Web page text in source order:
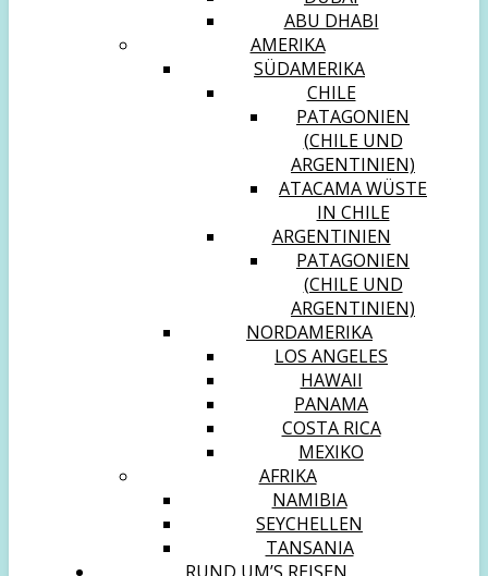
ABU DHABI
AMERIKA
SÜDAMERIKA
CHILE
PATAGONIEN
(CHILE UND
ARGENTINIEN)
ATACAMA WÜSTE
IN CHILE
ARGENTINIEN
PATAGONIEN
(CHILE UND
ARGENTINIEN)
NORDAMERIKA
LOS ANGELES
HAWAII
PANAMA
COSTA RICA
MEXIKO
AFRIKA
NAMIBIA
SEYCHELLEN
TANSANIA